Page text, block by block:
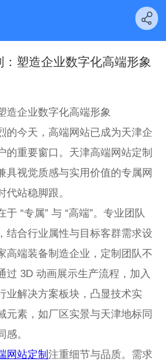
：塑造企业数字化高端形象​
造企业数字化高端形象
的今天，高端网站已成为天津企
的重要窗口。天津高端网站定制
具视觉质感与实用价值的专属网
站稳脚跟。
“专属” 与 “高端”。专业团队
结合行业属性与目标客群需求设
高端装备制造企业，定制团队不
过 3D 动画展示生产流程，加入
业解决方案板块，凸显技术实
元素，如厂区实景与天津地标同
。
网站定制注重细节与品质。需求